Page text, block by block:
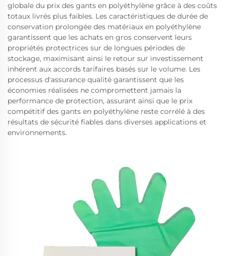
globale du prix des gants en polyéthylène grâce à des coûts
totaux livrés plus faibles. Les caractéristiques de durée de
conservation prolongée des matériaux en polyéthylène
garantissent que les achats en gros conservent leurs
propriétés protectrices sur de longues périodes de
stockage, maximisant ainsi le retour sur investissement
inhérent aux accords tarifaires basés sur le volume. Les
processus d'assurance qualité garantissent que les
économies réalisées ne compromettent jamais la
performance de protection, assurant ainsi que le prix
compétitif des gants en polyéthylène reste corrélé à des
résultats de sécurité fiables dans diverses applications et
environnements.